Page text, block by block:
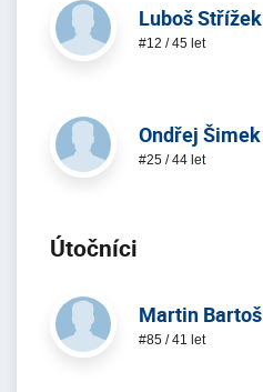
Luboš Střížek
#12 / 45 let
Ondřej Šimek
#25 / 44 let
Útoční­ci
Martin Bartoš
#85 / 41 let